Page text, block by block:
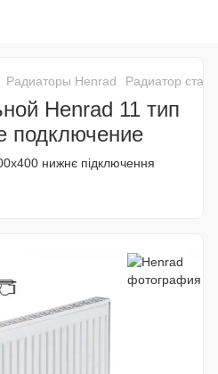
Радиаторы Henrad Радиатор
Henrad 11 тип
подключение
нижнє підключення